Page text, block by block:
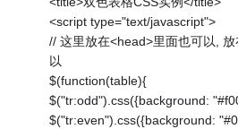
<script type="text/javascript">
// 这里放在<head>里面也可以,
以
$(function(table){
$("tr:odd").css({background:
$("tr:even").css({background: